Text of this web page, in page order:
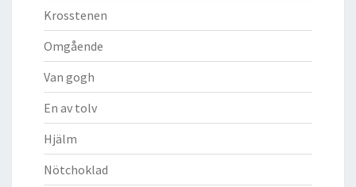
Krosstenen
Omgående
Van gogh
En av tolv
Hjälm
Nötchoklad